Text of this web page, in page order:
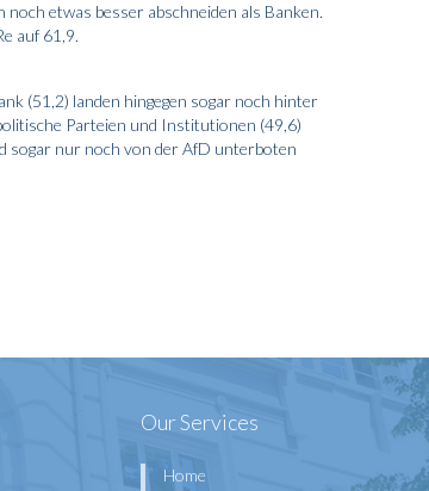
etwas besser abschneiden als Banken.
auf 61,9.
(51,2) landen hingegen sogar noch hinter
Parteien und Institutionen (49,6)
sogar nur noch von der AfD unterboten
Our Services
Home